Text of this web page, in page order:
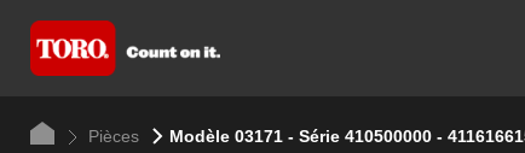
Pièces Modèle 03171 - Série 410500000 -